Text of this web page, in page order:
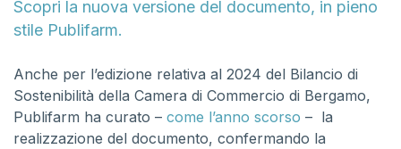
Scopri la nuova versione del documento, in pieno
stile Publifarm.
Anche per l’edizione relativa al 2024 del Bilancio di
Sostenibilità della Camera di Commercio di Bergamo,
Publifarm ha curato – come l’anno scorso – la
realizzazione del documento, confermando la